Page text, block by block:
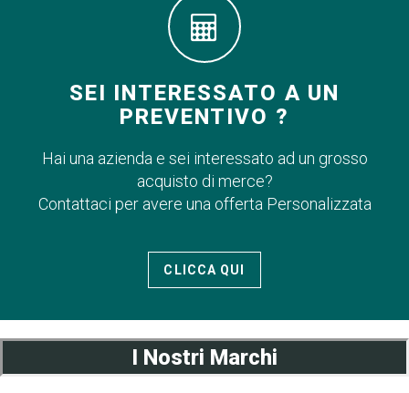
SEI INTERESSATO A UN
PREVENTIVO ?
Hai una azienda e sei interessato ad un grosso
acquisto di merce?
Contattaci per avere una offerta Personalizzata
CLICCA QUI
I Nostri Marchi